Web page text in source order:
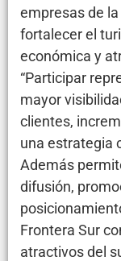
empresas de
fortalecer el
económica y
“Participar
mayor
clientes,
una estrategia
Además
difusión,
Frontera Sur
atractivos del